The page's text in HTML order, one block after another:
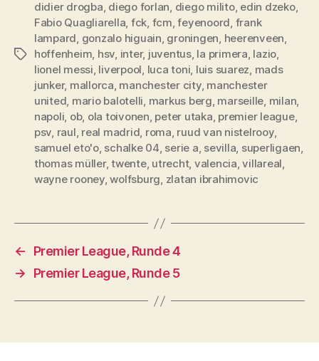
Tags
didier drogba, diego forlan, diego milito, edin dzeko,
Fabio Quagliarella, fck, fcm,feyenoord, frank
lampard, gonzalo higuain, groningen, heerenveen,
hoffenheim, hsv, inter, juventus, la primera, lazio,
lionel messi, liverpool, luca toni, luis suarez, mads
junker, mallorca, manchester city, manchester
united, mario balotelli, markus berg, marseille, milan,
napoli, ob, ola toivonen, peter utaka, premier league,
psv, raul, real madrid, roma, ruud van nistelrooy,
samuel eto'o, schalke 04, serie a, sevilla, superligaen,
thomas müller,twente, utrecht, valencia,villareal,
wayne rooney,wolfsburg, zlatan ibrahimovic
←
Premier League, Runde 4
→
Premier League, Runde 5